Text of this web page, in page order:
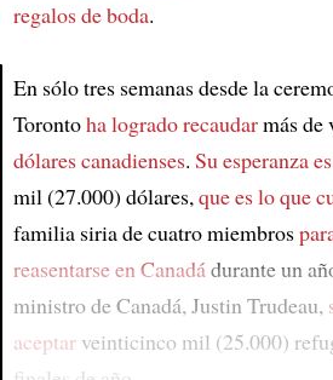
Article
regalos de boda.
En sólo tres semanas desde la
Torontoha logrado recaudarmás de
dólares canadienses. Su esperanza
mil (27.000) dólares,que es lo que
familia siria de cuatro miembros
reasentarse en Canadádurante un
ministro de Canadá, Justin Trudeau,
aceptarveinticinco mil (25.000)